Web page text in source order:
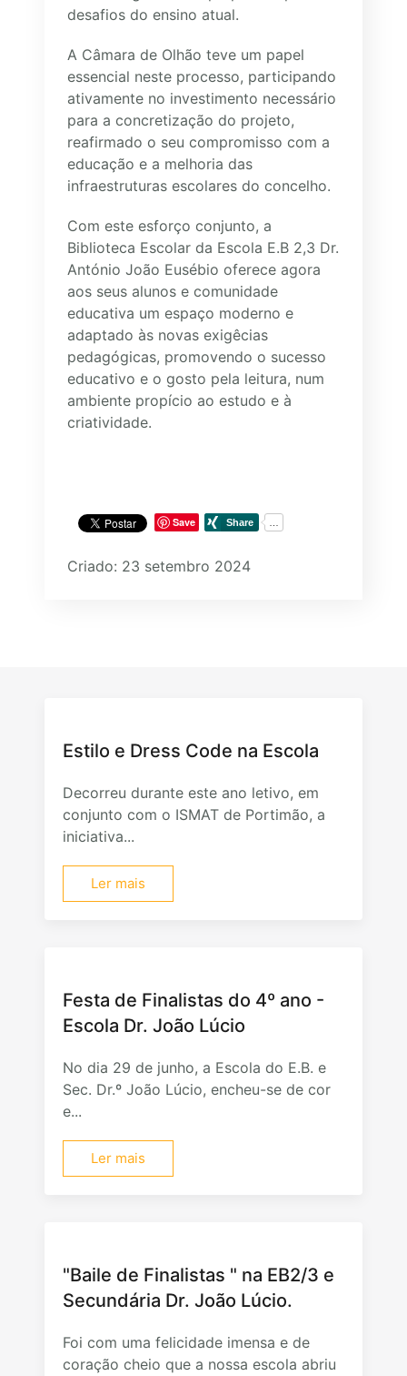
desafios do ensino atual.
A Câmara de Olhão teve um papel
essencial neste processo, participando
ativamente no investimento necessário
para a concretização do projeto,
reafirmado o seu compromisso com a
educação e a melhoria das
infraestruturas escolares do concelho.
Com este esforço conjunto, a
Biblioteca Escolar da Escola E.B 2,3 Dr.
António João Eusébio oferece agora
aos seus alunos e comunidade
educativa um espaço moderno e
adaptado às novas exigêcias
pedagógicas, promovendo o sucesso
educativo e o gosto pela leitura, num
ambiente propício ao estudo e à
criatividade.
Save
Criado: 23 setembro 2024
Estilo e Dress Code na Escola
Decorreu durante este ano letivo, em
conjunto com o ISMAT de Portimão, a
iniciativa...
Ler mais
Festa de Finalistas do 4º ano -
Escola Dr. João Lúcio
No dia 29 de junho, a Escola do E.B. e
Sec. Dr.º João Lúcio, encheu-se de cor
e...
Ler mais
"Baile de Finalistas " na EB2/3 e
Secundária Dr. João Lúcio.
Foi com uma felicidade imensa e de
coração cheio que a nossa escola abriu